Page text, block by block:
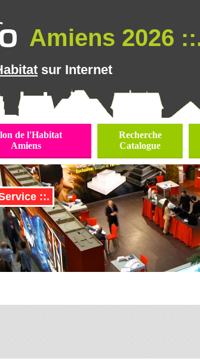
Amiens 2026
sur Internet
de l'Habitat
Amiens
Recherche
Catalogue
::.